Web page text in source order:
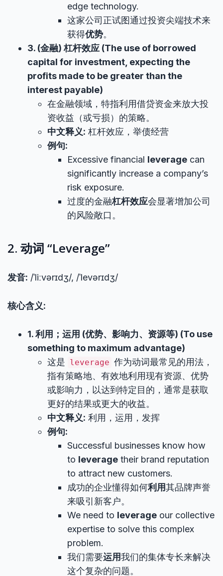
edge technology.
这家公司正试图通过投资尖端技术来
获得优势。
3. (金融) 杠杆效应 (The use of borrowed
capital for investment, expecting the
profits made to be greater than the
interest payable)
在金融领域，特指利用借贷资金来放大投
资收益（或亏损）的策略。
中文释义: 杠杆效应，举债经营
例句:
Excessive financial leverage can
significantly increase a company’s
risk exposure.
过度的金融杠杆效应会显著增加公司
的风险敞口。
2. 动词 “Leverage”
发音: /ˈliːvərɪdʒ/, /ˈlevərɪdʒ/
核心含义:
1. 利用；运用 (优势、影响力、资源等) (To use
something to maximum advantage)
这是 leverage 作为动词最常见的用法，
指有策略地、有效地利用现有资源、优势
或影响力，以达到特定目的，通常是获取
更好的结果或更大的收益。
中文释义: 利用，运用，发挥
例句:
Successful businesses know how
to leverage their brand reputation
to attract new customers.
成功的企业懂得如何利用其品牌声誉
来吸引新客户。
We need to leverage our collective
expertise to solve this complex
problem.
我们需要运用我们的集体专长来解决
这个复杂的问题。